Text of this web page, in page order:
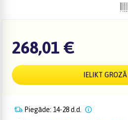
268,01 €
IELIKT GROZĀ
Piegāde: 14-28 d.d.